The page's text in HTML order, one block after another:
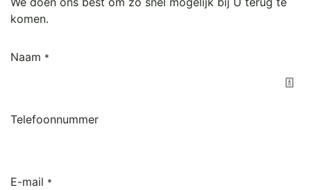
komen.
Naam *
Telefoonnummer
E-mail *